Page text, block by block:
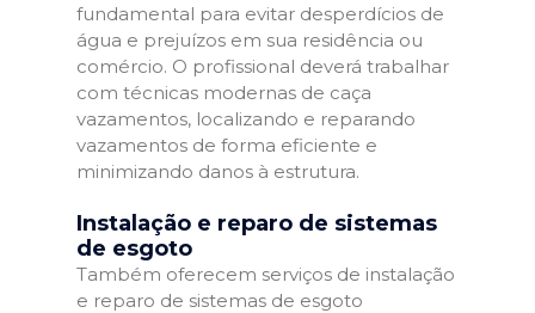
fundamental para evitar desperdícios de
água e prejuízos em sua residência ou
comércio. O profissional deverá trabalhar
com técnicas modernas de caça
vazamentos, localizando e reparando
vazamentos de forma eficiente e
minimizando danos à estrutura.
Instalação e reparo de sistemas
de esgoto
Também oferecem serviços de instalação
e reparo de sistemas de esgoto